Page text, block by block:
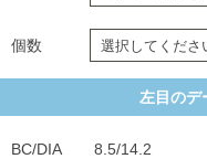
個数
左目のデ
BC/DIA 8.5/14.2